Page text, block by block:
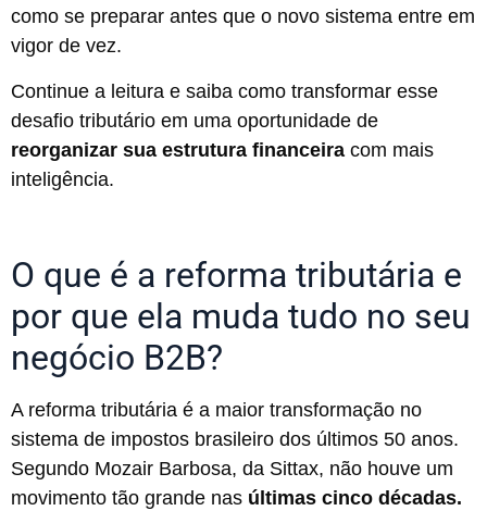
como se preparar antes que o novo sistema entre em
vigor de vez.
Continue a leitura e saiba como transformar esse
desafio tributário em uma oportunidade de
reorganizar sua estrutura financeira com mais
inteligência.
O que é a reforma tributária e
por que ela muda tudo no seu
negócio B2B?
A reforma tributária é a maior transformação no
sistema de impostos brasileiro dos últimos 50 anos.
Segundo Mozair Barbosa, da Sittax, não houve um
movimento tão grande nas últimas cinco décadas.